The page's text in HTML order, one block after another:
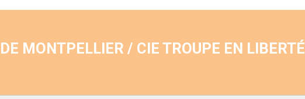
MONTPELLIER / CIE TROUPE EN LIBERTÉ